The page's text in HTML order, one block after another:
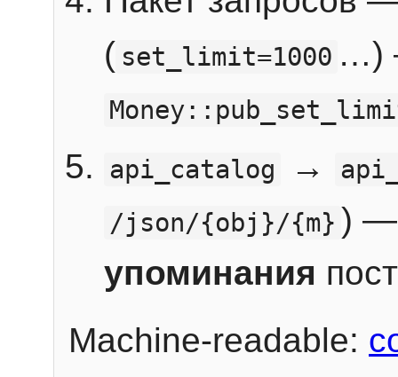
( set_limit=1000 …)
api_catalog
→
/json/{obj}/{m} ) —
упоминания
Machine-readable: